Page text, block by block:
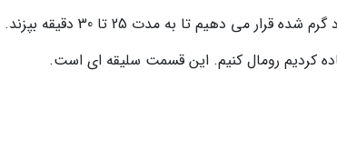
کردیم رومال کنیم. این قسمت سلیقه ای است.